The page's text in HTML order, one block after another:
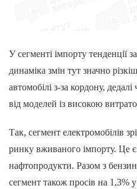
У сегменті імпорту тенденції
динаміка змін тут значно
автомобілі з-за кордону,
від моделей із високою
Так, сегмент електромобілів
ринку вживаного імпорту. Це
нафтопродукти. Разом з
сегмент також просів на 1,3%